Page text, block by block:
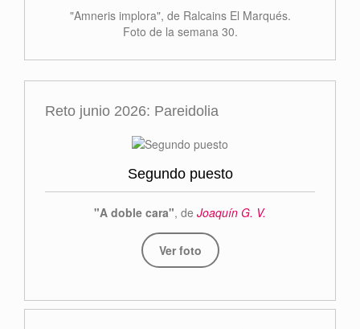
"Amneris implora", de Ralcains El Marqués.
Foto de la semana 30.
Reto junio 2026: Pareidolia
Segundo puesto
"A doble cara", de Joaquín G. V.
Ver foto